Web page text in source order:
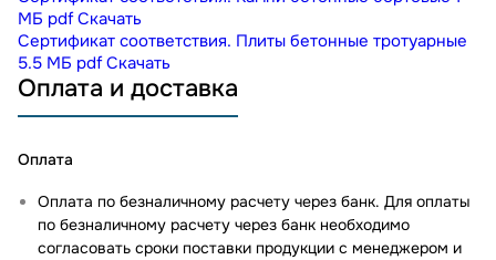
МБ pdf Скачать
Сертификат соответствия. Плиты бетонные тротуарные
5.5 МБ pdf Скачать
Оплата и доставка
Оплата
Оплата по безналичному расчету через банк. Для оплаты
по безналичному расчету через банк необходимо
согласовать сроки поставки продукции с менеджером и